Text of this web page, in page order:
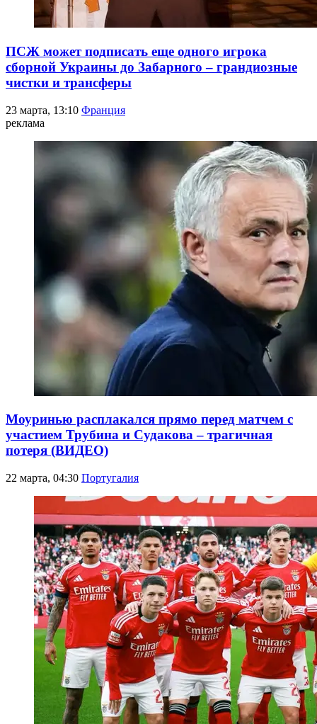
ПСЖ может подписать еще одного игрока
сборной Украины до Забарного – грандиозные
чистки и трансферы
23 марта, 13:10 Франция
реклама
Моуринью расплакался прямо перед матчем с
участием Трубина и Судакова – трагичная
потеря (ВИДЕО)
22 марта, 04:30 Португалия